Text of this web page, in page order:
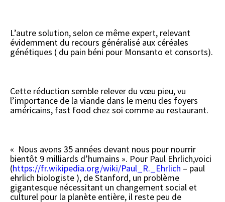
L’autre solution, selon ce même expert, relevant
évidemment du recours généralisé aux céréales
génétiques ( du pain béni pour Monsanto et consorts).
Cette réduction semble relever du vœu pieu, vu
l’importance de la viande dans le menu des foyers
américains, fast food chez soi comme au restaurant.
« Nous avons 35 années devant nous pour nourrir
bientôt 9 milliards d’humains ». Pour Paul Ehrlich,voici
(https://fr.wikipedia.org/wiki/Paul_R._Ehrlich – paul
ehrlich biologiste ), de Stanford, un problème
gigantesque nécessitant un changement social et
culturel pour la planète entière, il reste peu de